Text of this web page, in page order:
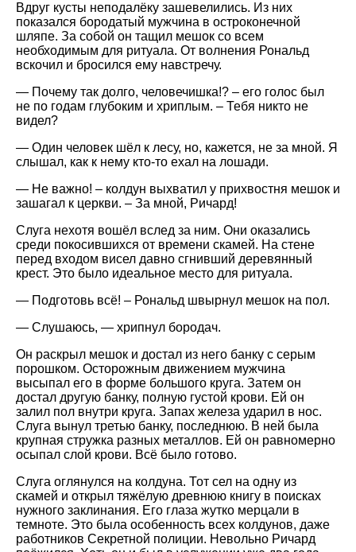
Вдруг кусты неподалёку зашевелились. Из них
показался бородатый мужчина в остроконечной
шляпе. За собой он тащил мешок со всем
необходимым для ритуала. От волнения Рональд
вскочил и бросился ему навстречу.
— Почему так долго, человечишка!? – его голос был
не по годам глубоким и хриплым. – Тебя никто не
видел?
— Один человек шёл к лесу, но, кажется, не за мной. Я
слышал, как к нему кто-то ехал на лошади.
— Не важно! – колдун выхватил у прихвостня мешок и
зашагал к церкви. – За мной, Ричард!
Слуга нехотя вошёл вслед за ним. Они оказались
среди покосившихся от времени скамей. На стене
перед входом висел давно сгнивший деревянный
крест. Это было идеальное место для ритуала.
— Подготовь всё! – Рональд швырнул мешок на пол.
— Слушаюсь, — хрипнул бородач.
Он раскрыл мешок и достал из него банку с серым
порошком. Осторожным движением мужчина
высыпал его в форме большого круга. Затем он
достал другую банку, полную густой крови. Ей он
залил пол внутри круга. Запах железа ударил в нос.
Слуга вынул третью банку, последнюю. В ней была
крупная стружка разных металлов. Ей он равномерно
осыпал слой крови. Всё было готово.
Слуга оглянулся на колдуна. Тот сел на одну из
скамей и открыл тяжёлую древнюю книгу в поисках
нужного заклинания. Его глаза жутко мерцали в
темноте. Это была особенность всех колдунов, даже
работников Секретной полиции. Невольно Ричард